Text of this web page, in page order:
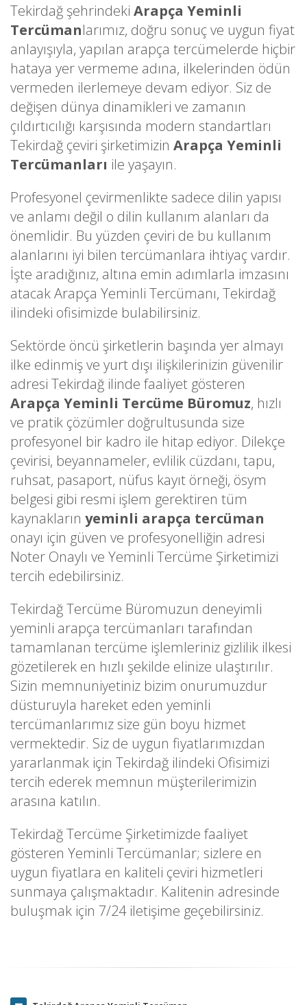
Tekirdağ şehrindeki Arapça Yeminli
Tercümanlarımız, doğru sonuç ve uygun fiyat
anlayışıyla, yapılan arapça tercümelerde hiçbir
hataya yer vermeme adına, ilkelerinden ödün
vermeden ilerlemeye devam ediyor. Siz de
değişen dünya dinamikleri ve zamanın
çıldırtıcılığı karşısında modern standartları
Tekirdağ çeviri şirketimizin Arapça Yeminli
Tercümanları ile yaşayın.
Profesyonel çevirmenlikte sadece dilin yapısı
ve anlamı değil o dilin kullanım alanları da
önemlidir. Bu yüzden çeviri de bu kullanım
alanlarını iyi bilen tercümanlara ihtiyaç vardır.
İşte aradığınız, altına emin adımlarla imzasını
atacak Arapça Yeminli Tercümanı, Tekirdağ
ilindeki ofisimizde bulabilirsiniz.
Sektörde öncü şirketlerin başında yer almayı
ilke edinmiş ve yurt dışı ilişkilerinizin güvenilir
adresi Tekirdağ ilinde faaliyet gösteren
Arapça Yeminli Tercüme Büromuz, hızlı
ve pratik çözümler doğrultusunda size
profesyonel bir kadro ile hitap ediyor. Dilekçe
çevirisi, beyannameler, evlilik cüzdanı, tapu,
ruhsat, pasaport, nüfus kayıt örneği, ösym
belgesi gibi resmi işlem gerektiren tüm
kaynakların yeminli arapça tercüman
onayı için güven ve profesyonelliğin adresi
Noter Onaylı ve Yeminli Tercüme Şirketimizi
tercih edebilirsiniz.
Tekirdağ Tercüme Büromuzun deneyimli
yeminli arapça tercümanları tarafından
tamamlanan tercüme işlemleriniz gizlilik ilkesi
gözetilerek en hızlı şekilde elinize ulaştırılır.
Sizin memnuniyetiniz bizim onurumuzdur
düsturuyla hareket eden yeminli
tercümanlarımız size gün boyu hizmet
vermektedir. Siz de uygun fiyatlarımızdan
yararlanmak için Tekirdağ ilindeki Ofisimizi
tercih ederek memnun müşterilerimizin
arasına katılın.
Tekirdağ Tercüme Şirketimizde faaliyet
gösteren Yeminli Tercümanlar; sizlere en
uygun fiyatlara en kaliteli çeviri hizmetleri
sunmaya çalışmaktadır. Kalitenin adresinde
buluşmak için 7/24 iletişime geçebilirsiniz.